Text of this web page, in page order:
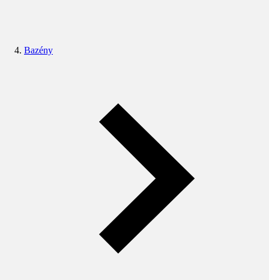
Bazény